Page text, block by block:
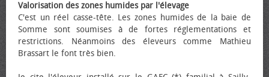
Valorisation des zones humides par l'élevage
C'est un réel casse-tête. Les zones humides de la baie de
Somme sont soumises à de fortes réglementations et
restrictions. Néanmoins des éleveurs comme Mathieu
Brassart le font très bien.